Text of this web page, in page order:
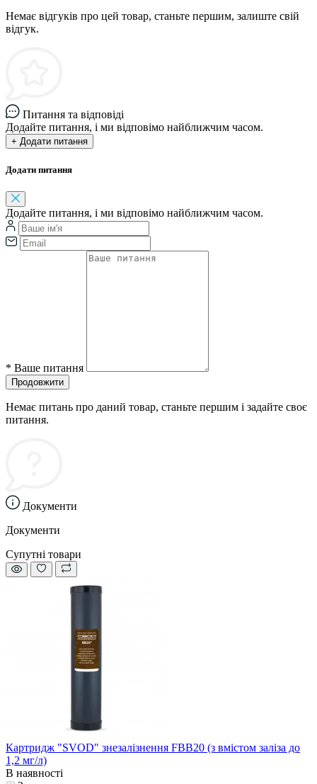
Немає відгуків про цей товар, станьте першим, залиште свій
відгук.
Питання та відповіді
Додайте питання, і ми відповімо найближчим часом.
+ Додати питання
Додати питання
Додайте питання, і ми відповімо найближчим часом.
* Ваше питання
Продовжити
Немає питань про даний товар, станьте першим і задайте своє
питання.
Документи
Документи
Супутні товари
Картридж "SVOD" знезалізнення FBB20 (з вмістом заліза до
1,2 мг/л)
В наявності